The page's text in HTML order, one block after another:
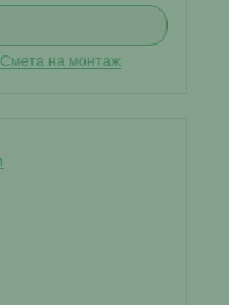
Смета на монтаж